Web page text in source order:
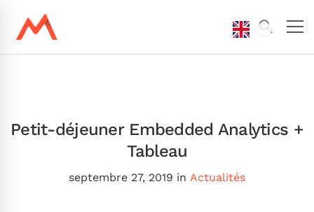
Petit-déjeuner Embedded Analytics +
Tableau
septembre 27, 2019 in Actualités